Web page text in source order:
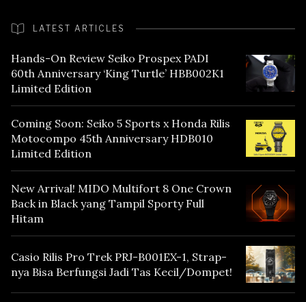
LATEST ARTICLES
Hands-On Review Seiko Prospex PADI
60th Anniversary ‘King Turtle’ HBB002K1
Limited Edition
Coming Soon: Seiko 5 Sports x Honda Rilis
Motocompo 45th Anniversary HDB010
Limited Edition
New Arrival! MIDO Multifort 8 One Crown
Back in Black yang Tampil Sporty Full
Hitam
Casio Rilis Pro Trek PRJ-B001EX-1, Strap-
nya Bisa Berfungsi Jadi Tas Kecil/Dompet!